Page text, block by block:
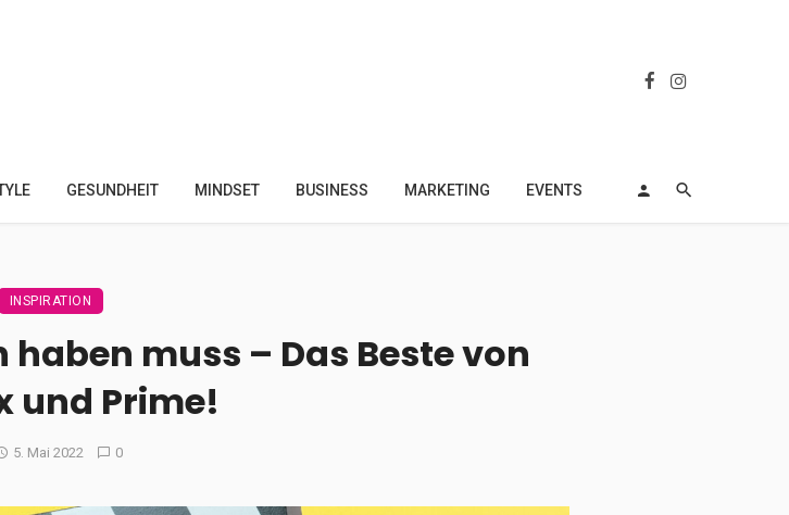
GESUNDHEIT MINDSET BUSINESS MARKETING EVENTS
INSPIRATION
muss – Das Beste von
und Prime!
5. Mai 2022 0